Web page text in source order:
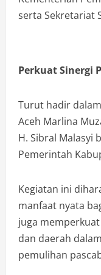
serta Sekretariat
Perkuat Sinergi
Turut hadir
Aceh Marlina
H. Sibral Malasyi
Pemerintah
Kegiatan ini
manfaat nyata
juga
dan daerah
pemulihan